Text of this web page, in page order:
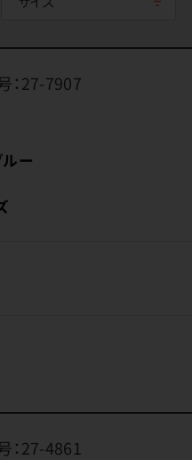
27-7907
ルー
27-4861